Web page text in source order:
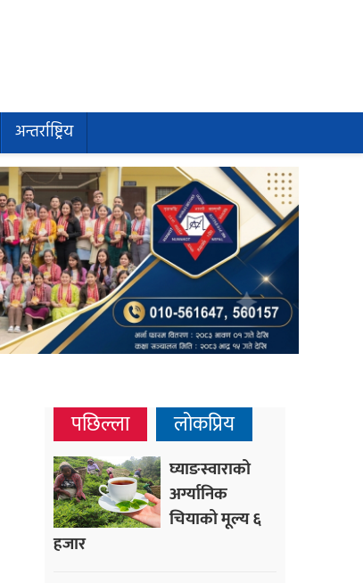
अन्तर्राष्ट्रिय
पछिल्ला लोकप्रिय
घ्याङस्वाराको
अर्ग्यानिक
चियाको मूल्य ६
हजार